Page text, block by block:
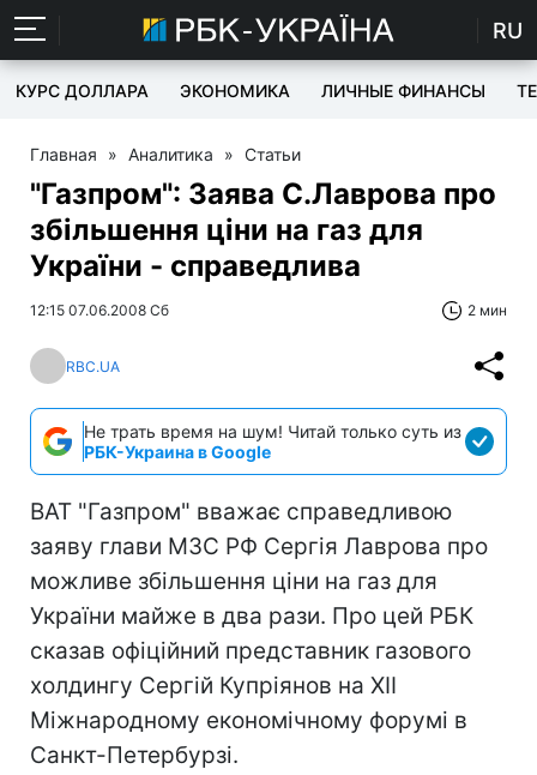
RU
КУРС ДОЛЛАРА ЭКОНОМИКА ЛИЧНЫЕ ФИНАНСЫ
Главная » Аналитика » Статьи
"Газпром": Заява С.Лаврова про
збільшення ціни на газ для
України - справедлива
12:15 07.06.2008 Сб 2 мин
RBC.UA
Не трать время на шум! Читай только суть из
РБК-Украина в Google
ВАТ "Газпром" вважає справедливою
заяву глави МЗС РФ Сергія Лаврова про
можливе збільшення ціни на газ для
України майже в два рази. Про цей РБК
сказав офіційний представник газового
холдингу Сергій Купріянов на XII
Міжнародному економічному форумі в
Санкт-Петербурзі.